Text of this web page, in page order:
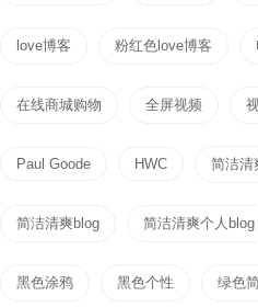
love博客 粉红色love博客
在线商城购物 全屏视频
Paul Goode HWC 简洁清
简洁清爽blog 简洁清爽个人blog
黑色涂鸦 黑色个性 绿色